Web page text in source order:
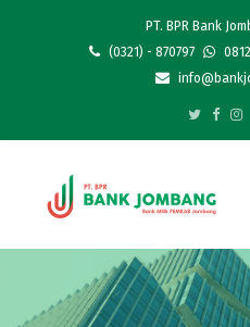
PT. BPR Bank
(0321) - 870797